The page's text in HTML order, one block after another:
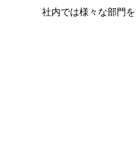
社内では様々な部門